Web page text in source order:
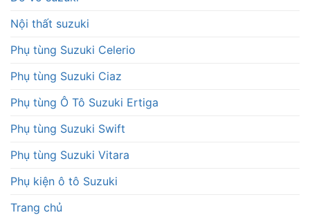
Nội thất suzuki
Phụ tùng Suzuki Celerio
Phụ tùng Suzuki Ciaz
Phụ tùng Ô Tô Suzuki Ertiga
Phụ tùng Suzuki Swift
Phụ tùng Suzuki Vitara
Phụ kiện ô tô Suzuki
Trang chủ